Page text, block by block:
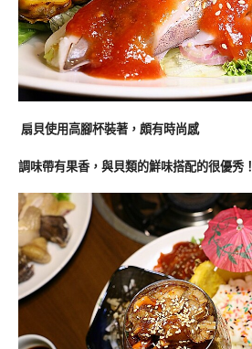
扇貝使用高腳杯裝著，頗有時尚感
調味帶有果香，與貝類的鮮味搭配的很優秀！